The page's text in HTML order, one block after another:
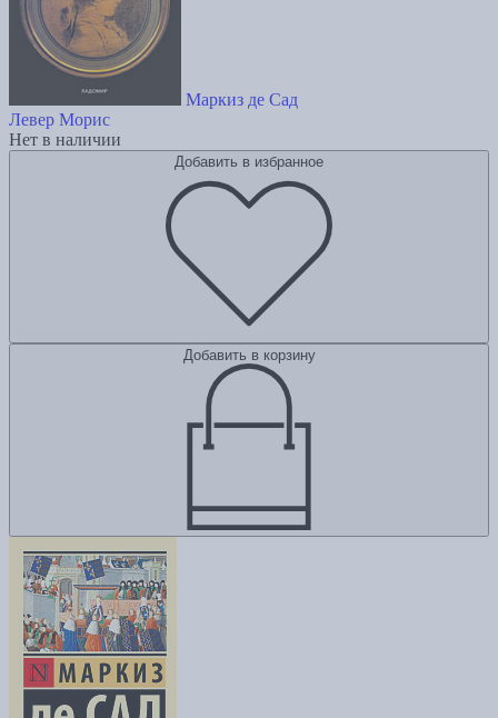
Маркиз де Сад
Левер Морис
Нет в наличии
Добавить в избранное
Добавить в корзину